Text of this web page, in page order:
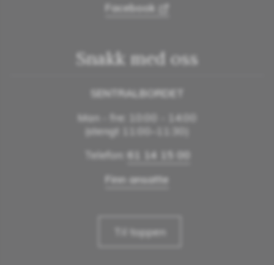
Facebook
Snakk med oss
SENTRALBORDET
Man - fre: 10:00 - 14:00
(stengt 11:00–11:30)
Telefon: 61 14 15 00
Finn ansatte
Til toppen